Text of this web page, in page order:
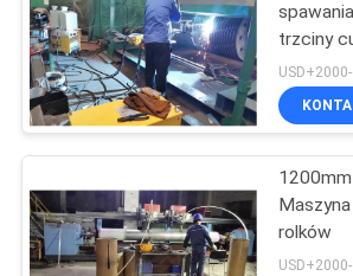
Maszyna
spawalnicza
nakładania
trzciny
rolków